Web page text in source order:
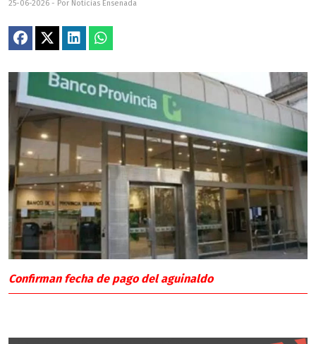
25-06-2026 - Por Noticias Ensenada
Confirman fecha de pago del aguinaldo